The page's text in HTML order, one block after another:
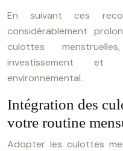
En suivant ces
considérablement
culottes
investissement et
environnemental.
Intégration des
votre routine
Adopter les culottes